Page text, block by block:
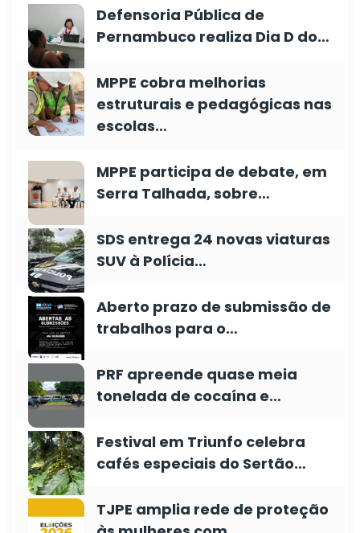
Defensoria Pública de
Pernambuco realiza Dia D do…
MPPE cobra melhorias
estruturais e pedagógicas nas
escolas…
MPPE participa de debate, em
Serra Talhada, sobre…
SDS entrega 24 novas viaturas
SUV à Polícia…
Aberto prazo de submissão de
trabalhos para o…
PRF apreende quase meia
tonelada de cocaína e…
Festival em Triunfo celebra
cafés especiais do Sertão…
TJPE amplia rede de proteção